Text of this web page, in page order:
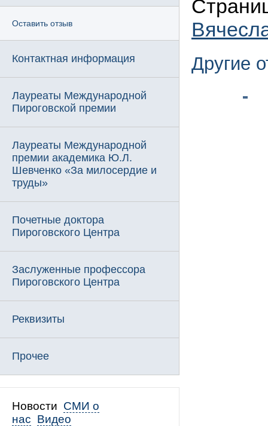
Оставить отзыв
Контактная информация
Лауреаты Международной
Пироговской премии
Лауреаты Международной
премии академика Ю.Л.
Шевченко «За милосердие и
труды»
Почетные доктора
Пироговского Центра
Заслуженные профессора
Пироговского Центра
Реквизиты
Прочее
Новости СМИ о
нас Видео
Другие